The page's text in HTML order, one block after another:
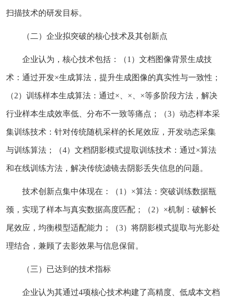
扫描技术的研发目标。
（二）企业拟突破的核心技术及其创新点
企业认为，核心技术包括：（1）文档图像背景生成技
术：通过开发×生成算法，提升生成图像的真实性与一致性；
（2）训练样本生成算法：通过×、×、×等多阶段方法，解决
行业样本生成效率低、分布不一致等痛点；（3）动态样本采
集训练技术：针对传统随机采样的长尾效应，开发动态采集
与训练算法；（4）文档阴影模式提取训练技术：通过×算法
和在线训练方法，解决传统滤镜去阴影丢失信息的问题。
技术创新点集中体现在：（1）×算法：突破训练数据瓶
颈，实现了样本与真实数据高度匹配；（2）×机制：破解长
尾效应，均衡模型适配能力；（3）将阴影模式提取与光影处
理结合，兼顾了去影效果与信息保留。
（三）已达到的技术指标
企业认为其通过4项核心技术构建了高精度、低成本文档